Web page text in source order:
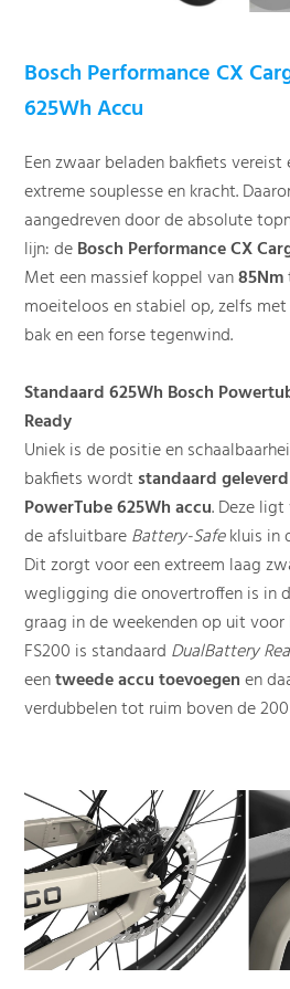
Bosch Performance CX
625Wh Accu
Een zwaar beladen bakfiets
extreme souplesse en kracht.
aangedreven door de absolute
lijn: deBosch Performance CX
Met een massief koppel van85Nm
moeiteloos en stabiel op, zelfs
bak en een forse tegenwind.
Standaard 625Wh Bosch
Ready
Uniek is de positie en
bakfiets wordt standaard
PowerTube 625Wh accu. Deze
de afsluitbareBattery-Safekluis in
Dit zorgt voor een extreem laag
wegligging die onovertroffen is in
graag in de weekenden op uit
FS200 is standaard DualBattery
eentweede accu toevoegenen
verdubbelen tot ruim boven de